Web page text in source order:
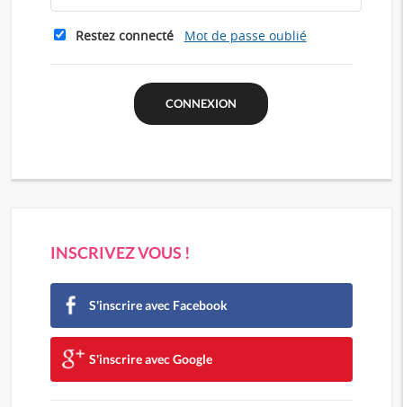
Restez connecté Mot de passe oublié
INSCRIVEZ VOUS !
S'inscrire avec Facebook
S'inscrire avec Google